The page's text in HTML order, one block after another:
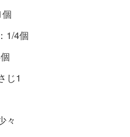
1/4個
じ1
々